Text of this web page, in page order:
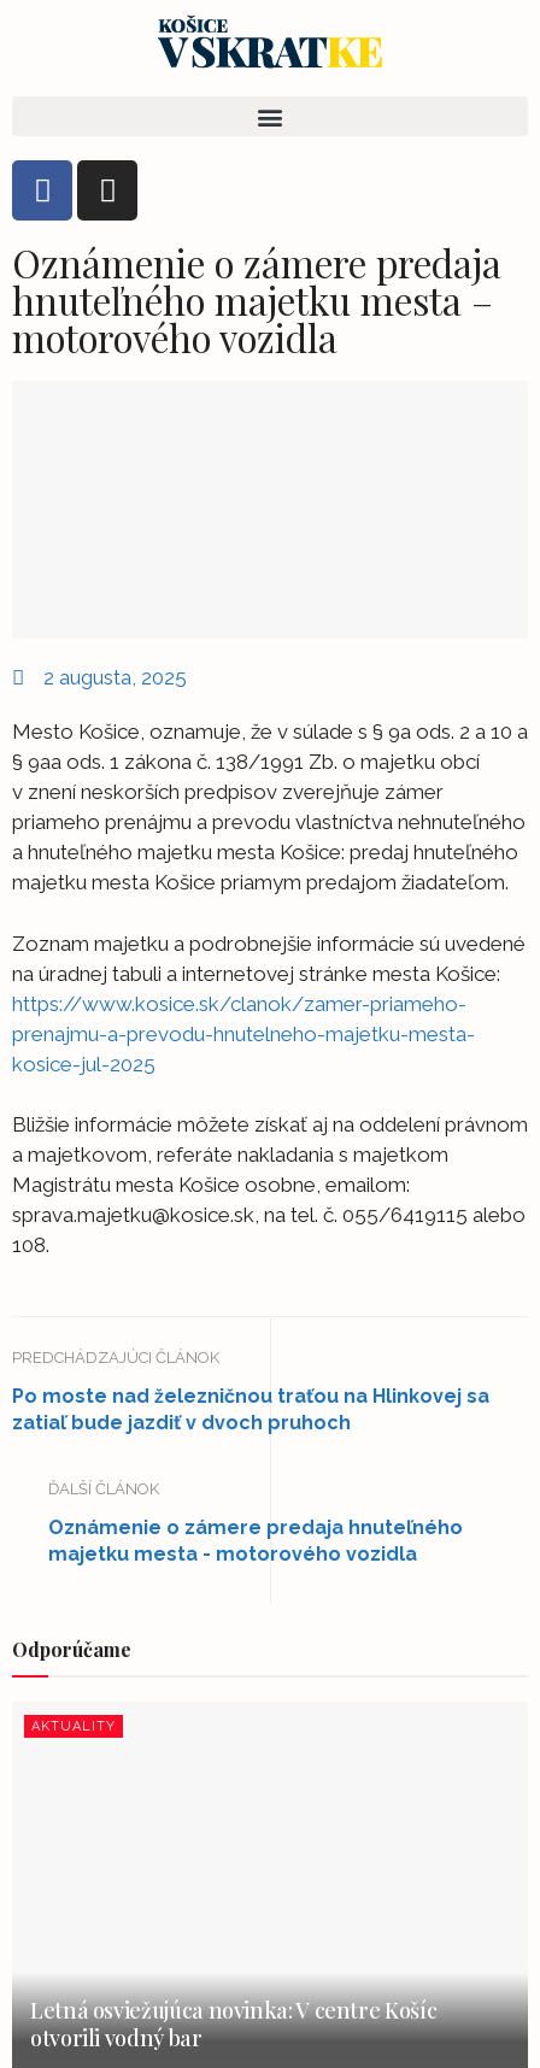
Oznámenie o zámere predaja
hnuteľného majetku mesta –
motorového vozidla
2 augusta, 2025
Mesto Košice, oznamuje, že v súlade s § 9a ods. 2 a 10 a
§ 9aa ods. 1 zákona č. 138/1991 Zb. o majetku obcí
v znení neskorších predpisov zverejňuje zámer
priameho prenájmu a prevodu vlastníctva nehnuteľného
a hnuteľného majetku mesta Košice: predaj hnuteľného
majetku mesta Košice priamym predajom žiadateľom.
Zoznam majetku a podrobnejšie informácie sú uvedené
na úradnej tabuli a internetovej stránke mesta Košice:
https://www.kosice.sk/clanok/zamer-priameho-
prenajmu-a-prevodu-hnutelneho-majetku-mesta-
kosice-jul-2025
Bližšie informácie môžete získať aj na oddelení právnom
a majetkovom, referáte nakladania s majetkom
Magistrátu mesta Košice osobne, emailom:
sprava.majetku@kosice.sk, na tel. č. 055/6419115 alebo
108.
PREDCHÁDZAJÚCI ČLÁNOK
Po moste nad železničnou traťou na Hlinkovej sa
zatiaľ bude jazdiť v dvoch pruhoch
ĎALŠÍ ČLÁNOK
Oznámenie o zámere predaja hnuteľného
majetku mesta - motorového vozidla
Odporúčame
AKTUALITY
Letná osviežujúca novinka: V centre Košíc
otvorili vodný bar